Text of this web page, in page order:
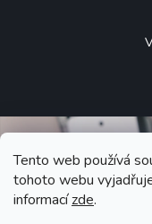
Tento web používá
tohoto webu
informacízde.